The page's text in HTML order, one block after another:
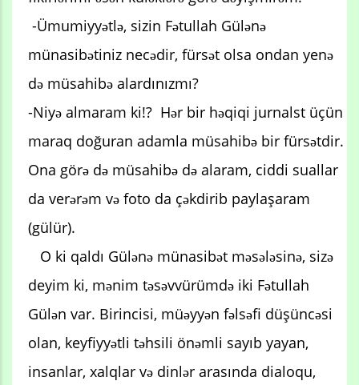
-Ümumiyyətlə, sizin Fətullah Gülənə
münasibətiniz necədir, fürsət olsa ondan yenə
də müsahibə alardınızmı?
-Niyə almaram ki!? Hər bir həqiqi jurnalst üçün
maraq doğuran adamla müsahibə bir fürsətdir.
Ona görə də müsahibə də alaram, ciddi suallar
da verərəm və foto da çəkdirib paylaşaram
(gülür).
O ki qaldı Gülənə münasibət məsələsinə, sizə
deyim ki, mənim təsəvvürümdə iki Fətullah
Gülən var. Birincisi, müəyyən fəlsəfi düşüncəsi
olan, keyfiyyətli təhsili önəmli sayıb yayan,
insanlar, xalqlar və dinlər arasında dialoqu,